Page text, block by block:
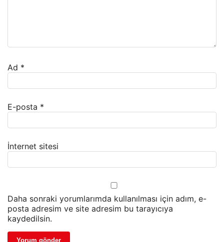
Ad *
E-posta *
İnternet sitesi
Daha sonraki yorumlarımda kullanılması için adım, e-
posta adresim ve site adresim bu tarayıcıya
kaydedilsin.